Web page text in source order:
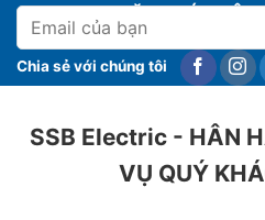
ĐĂNG KÝ NHẬN
Chia sẻ với chúng tôi
SSB Electric - HÂN
VỤ QUÝ